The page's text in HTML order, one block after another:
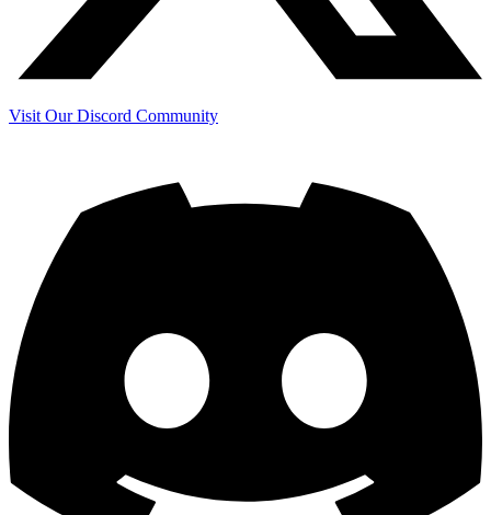
Visit Our Discord Community